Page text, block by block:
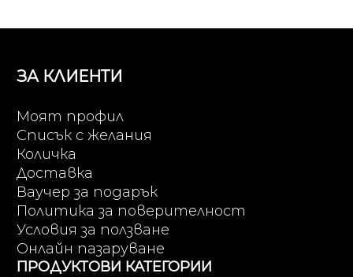
ЗА КЛИЕНТИ
Моят профил
Списък с желания
Количка
Доставка
Ваучер за подарък
Политика за поверителност
Условия за ползване
Онлайн пазаруване
ПРОДУКТОВИ КАТЕГОРИИ